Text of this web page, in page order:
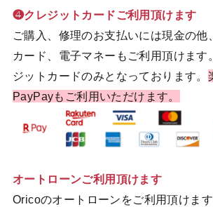
❹クレジットカードご利用頂けます
ご購入、修理のお支払いには現金の他
カード、電子マネーもご利用頂けます
ジットカードのみとなっております。
PayPayもご利用いただけます。
オートローンご利用頂けます
Oricoのオートローンをご利用頂けます